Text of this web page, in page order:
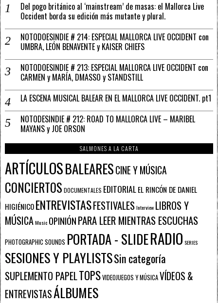
Del pogo británico al ‘mainstream’ de masas: el Mallorca Live
Occident borda su edición más mutante y plural.
NOTODOESINDIE # 214: ESPECIAL MALLORCA LIVE OCCIDENT con
UMBRA, LEÓN BENAVENTE y KAISER CHIEFS
NOTODOESINDIE # 213: ESPECIAL MALLORCA LIVE OCCIDENT con
CARMEN y MARÍA, DMASSO y STANDSTILL
LA ESCENA MUSICAL BALEAR EN EL MALLORCA LIVE OCCIDENT. pt1
NOTODESINDIE # 212: ROAD TO MALLORCA LIVE – MARIBEL
MAYANS y JOE ORSON
SALMONES A LA CARTA
ARTÍCULOSBALEARESCINE Y MÚSICA
CONCIERTOS DOCUMENTALES EDITORIALEL RINCÓN DE DANIEL
HIGIÉNICOENTREVISTASFESTIVALESInterview LIBROS Y
MÚSICAMusic OPINIÓNPARA LEER MIENTRAS ESCUCHAS
PHOTOGRAPHIC SOUNDS PORTADA - SLIDERADIO SERIES
SESIONES Y PLAYLISTSSin categoría
SUPLEMENTO PAPELTOPSVIDEOJUEGOS Y MÚSICAVÍDEOS &
ENTREVISTASÁLBUMES